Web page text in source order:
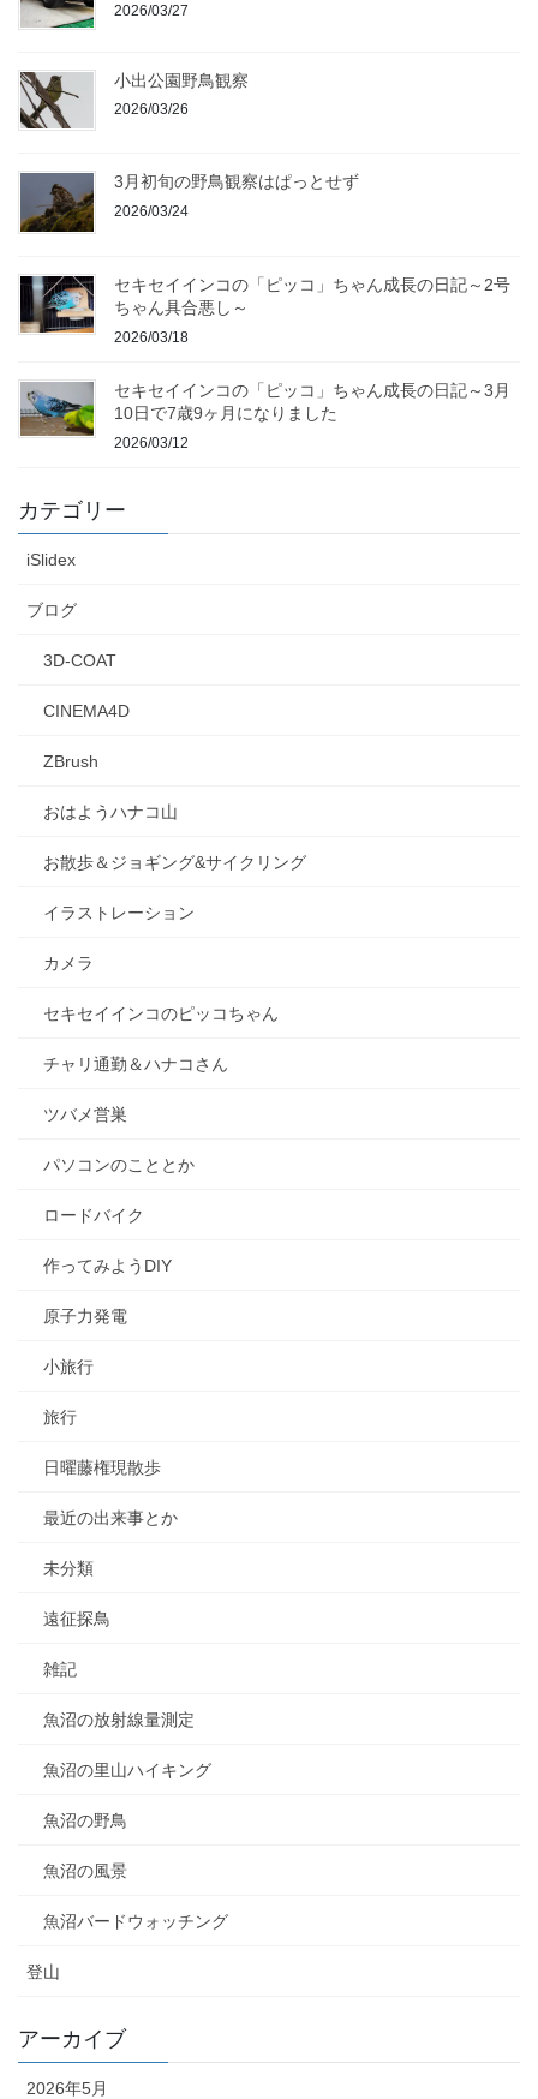
2026/03/27
小出公園野鳥観察
2026/03/26
3月初旬の野鳥観察はぱっとせず
2026/03/24
セキセイインコの「ピッコ」ちゃん成長の日記～2号
ちゃん具合悪し～
2026/03/18
セキセイインコの「ピッコ」ちゃん成長の日記～3月
10日で7歳9ヶ月になりました
2026/03/12
カテゴリー
iSlidex
ブログ
3D-COAT
CINEMA4D
ZBrush
おはようハナコ山
お散歩＆ジョギング&サイクリング
イラストレーション
カメラ
セキセイインコのピッコちゃん
チャリ通勤＆ハナコさん
ツバメ営巣
パソコンのこととか
ロードバイク
作ってみようDIY
原子力発電
小旅行
旅行
日曜藤権現散歩
最近の出来事とか
未分類
遠征探鳥
雑記
魚沼の放射線量測定
魚沼の里山ハイキング
魚沼の野鳥
魚沼の風景
魚沼バードウォッチング
登山
アーカイブ
2026年5月